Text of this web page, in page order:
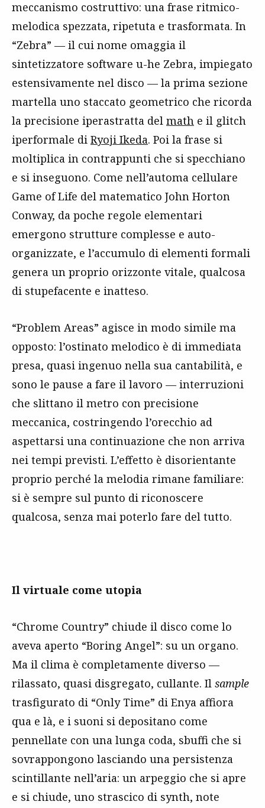
meccanismo costruttivo: una frase ritmico-
melodica spezzata, ripetuta e trasformata. In
“Zebra” — il cui nome omaggia il
sintetizzatore software u-he Zebra, impiegato
estensivamente nel disco — la prima sezione
martella uno staccato geometrico che ricorda
la precisione iperastratta del math e il glitch
iperformale di Ryoji Ikeda. Poi la frase si
moltiplica in contrappunti che si specchiano
e si inseguono. Come nell’automa cellulare
Game of Life del matematico John Horton
Conway, da poche regole elementari
emergono strutture complesse e auto-
organizzate, e l’accumulo di elementi formali
genera un proprio orizzonte vitale, qualcosa
di stupefacente e inatteso.
“Problem Areas” agisce in modo simile ma
opposto: l’ostinato melodico è di immediata
presa, quasi ingenuo nella sua cantabilità, e
sono le pause a fare il lavoro — interruzioni
che slittano il metro con precisione
meccanica, costringendo l’orecchio ad
aspettarsi una continuazione che non arriva
nei tempi previsti. L’effetto è disorientante
proprio perché la melodia rimane familiare:
si è sempre sul punto di riconoscere
qualcosa, senza mai poterlo fare del tutto.
Il virtuale come utopia
“Chrome Country” chiude il disco come lo
aveva aperto “Boring Angel”: su un organo.
Ma il clima è completamente diverso —
rilassato, quasi disgregato, cullante. Il sample
trasfigurato di “Only Time” di Enya affiora
qua e là, e i suoni si depositano come
pennellate con una lunga coda, sbuffi che si
sovrappongono lasciando una persistenza
scintillante nell’aria: un arpeggio che si apre
e si chiude, uno strascico di synth, note